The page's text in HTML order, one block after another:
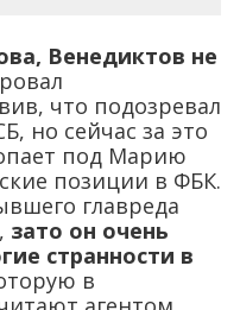
Венедиктов не
что подозревал
но сейчас за это
под Марию
позиции в ФБК.
главреда
зато он очень
странности в
в